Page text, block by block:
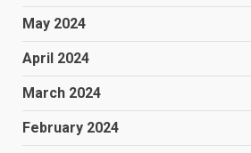
May 2024
April 2024
March 2024
February 2024